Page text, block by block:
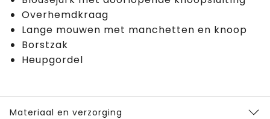
Overhemdkraag
Lange mouwen met manchetten en knoop
Borstzak
Heupgordel
Materiaal en verzorging